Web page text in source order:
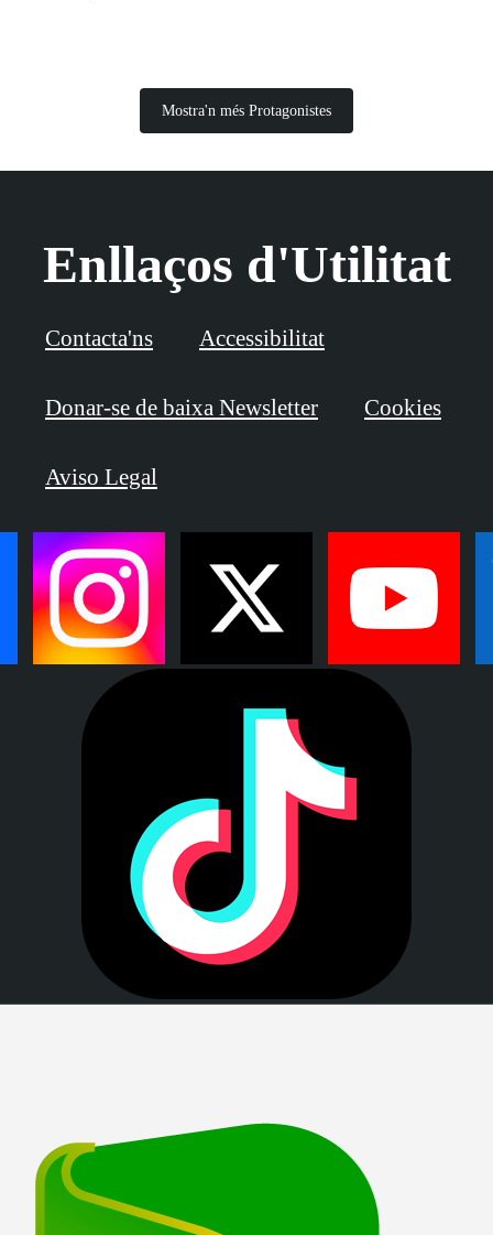
Mostra'n més Protagonistes
Enllaços d'Utilitat
Contacta'ns Accessibilitat
Donar-se de baixa Newsletter Cookies
Aviso Legal